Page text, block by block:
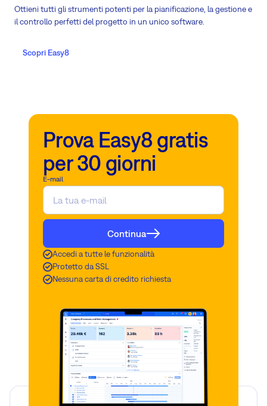
Ottieni tutti gli strumenti potenti per la pianificazione, la gestione e
il controllo perfetti del progetto in un unico software.
Scopri Easy8
Prova Easy8 gratis
per 30 giorni
E-mail
Continua
Accedi a tutte le funzionalità
Protetto da SSL
Nessuna carta di credito richiesta